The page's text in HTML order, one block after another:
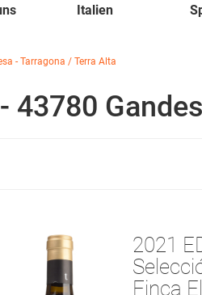
Italien
- Tarragona / Terra Alta
43780
2021
Finca